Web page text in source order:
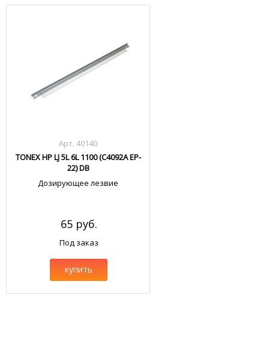
Арт. 40140
TONEX HP LJ 5L 6L 1100 (C4092A EP-
22) DB
Дозирующее лезвие
65 руб.
Под заказ
купить